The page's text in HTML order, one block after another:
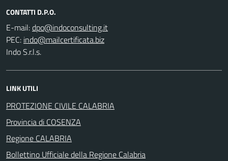
CONTATTI D.P.O.
E-mail:
PEC:
Indo S.r.l.s.
LINK UTILI
PROTEZIONE CIVILE CALABRIA
Provincia di COSENZA
Regione CALABRIA
Bollettino Ufficiale della Regione Calabria